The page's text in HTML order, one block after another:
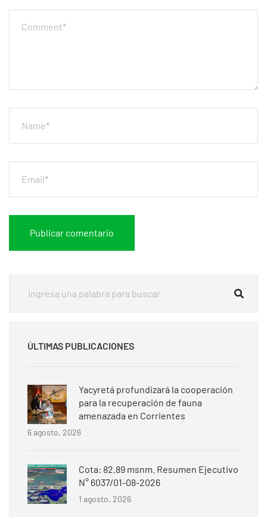
ÚLTIMAS PUBLICACIONES
Yacyretá profundizará la cooperación
para la recuperación de fauna
amenazada en Corrientes
6 agosto, 2026
Cota: 82.89 msnm. Resumen Ejecutivo
N° 6037/01-08-2026
1 agosto, 2026